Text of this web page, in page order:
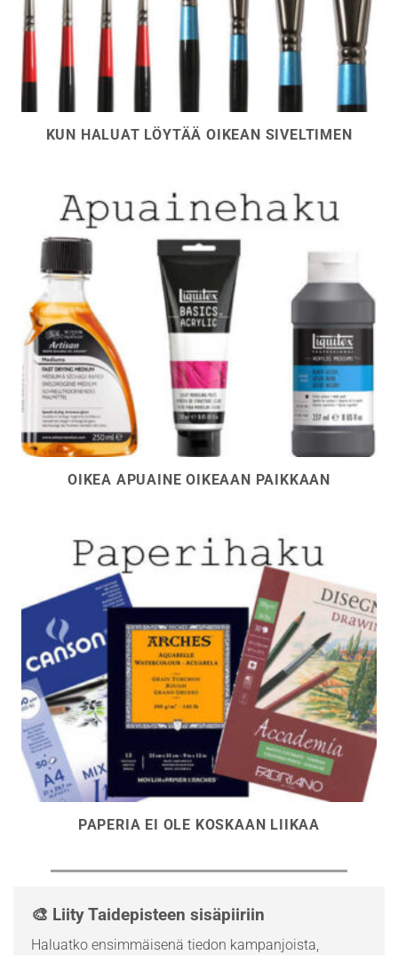
KUN HALUAT LÖYTÄÄ OIKEAN SIVELTIMEN
OIKEA APUAINE OIKEAAN PAIKKAAN
PAPERIA EI OLE KOSKAAN LIIKAA
🎨 Liity Taidepisteen sisäpiiriin
Haluatko ensimmäisenä tiedon kampanjoista,